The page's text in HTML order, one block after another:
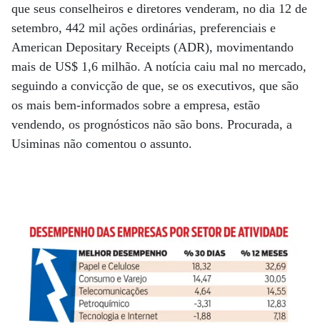
que seus conselheiros e diretores venderam, no dia 12 de
setembro, 442 mil ações ordinárias, preferenciais e
American Depositary Receipts (ADR), movimentando
mais de US$ 1,6 milhão. A notícia caiu mal no mercado,
seguindo a convicção de que, se os executivos, que são
os mais bem-informados sobre a empresa, estão
vendendo, os prognósticos não são bons. Procurada, a
Usiminas não comentou o assunto.